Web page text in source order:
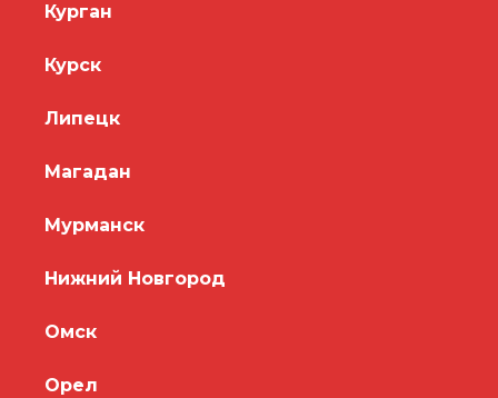
Курган
Курск
Липецк
Магадан
Мурманск
Нижний Новгород
Омск
Орел